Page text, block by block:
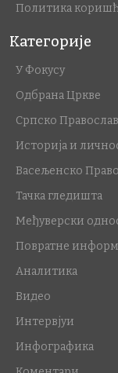
Политика
Категорије
У Фокусу
Одбрана Цркве
Српско
Историја и
Васељенско
Тачка гледишта
Међуверски
Повратне
Аналитика
Видео
Интервјуи
Инфографика